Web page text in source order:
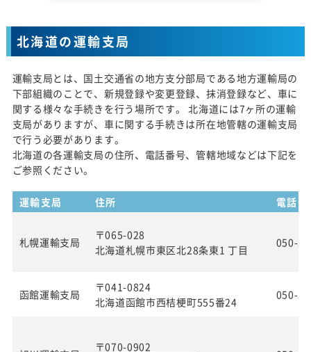
北海道の運輸支局
運輸支局とは、国土交通省の地方支分部局である地方運輸局の
下部組織のことで、新規登録や変更登録、抹消登録など、車に
関する様々な手続きを行う場所です。 北海道には7ヶ所の運輸
支局がありますが、車に関する手続きは所在地管轄の運輸支局
で行う必要があります。
北海道の各運輸支局の住所、電話番号、管轄地域などは下記を
ご参照ください。
運輸支局 住所 電話
札幌運輸支局
〒065-028
北海道札幌市東区北28条東1 丁目
050-
函館運輸支局
〒041-0824
北海道函館市西桔梗町555番24
050-
〒070-0902